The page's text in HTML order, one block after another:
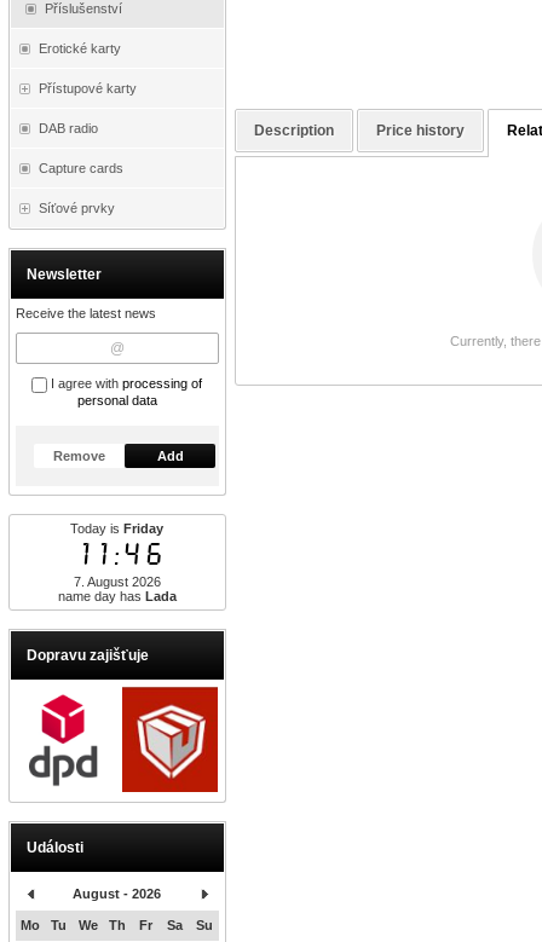
Příslušenství
Erotické karty
Přístupové karty
DAB radio
Capture cards
Síťové prvky
Newsletter
Receive the latest news
I agree withprocessing of
personal data
Remove Add
Today isFriday
11:46
7. August 2026
name day has Lada
Dopravu zajišťuje
Události
August - 2026
Mo Tu We Th Fr Sa Su
Description Price history
Currently,